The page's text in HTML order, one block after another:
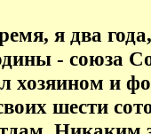
я два
- союза
хозяином и
шести